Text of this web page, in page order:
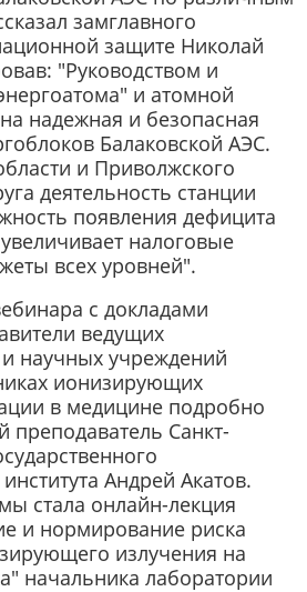
замглавного
защите Николай
"Руководством и
и атомной
надежная и безопасная
Балаковской АЭС.
и Приволжского
деятельность станции
появления дефицита
налоговые
всех уровней".
с докладами
ведущих
научных учреждений
ионизирующих
в медицине подробно
преподаватель Санкт-
Андрей Акатов.
стала онлайн-лекция
и нормирование риска
излучения на
начальника лаборатории